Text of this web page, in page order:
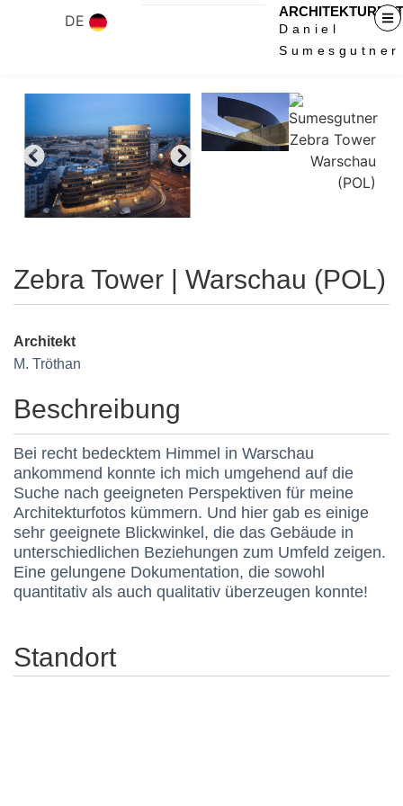
DE
Daniel
Sumesgutner
Zebra Tower | Warschau (POL)
Architekt
M. Tröthan
Beschreibung
Bei recht bedecktem Himmel in Warschau
ankommend konnte ich mich umgehend auf die
Suche nach geeigneten Perspektiven für meine
Architekturfotos kümmern. Und hier gab es einige
sehr geeignete Blickwinkel, die das Gebäude in
unterschiedlichen Beziehungen zum Umfeld zeigen.
Eine gelungene Dokumentation, die sowohl
quantitativ als auch qualitativ überzeugen konnte!
Standort